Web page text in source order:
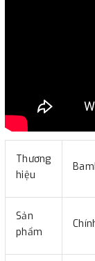
Thương
hiệu
Sản
phẩm